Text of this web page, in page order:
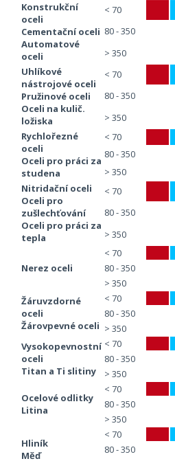
Konstrukční
oceli
Cementační oceli
Automatové
oceli
< 70
80 - 350
> 350
Uhlíkové
nástrojové oceli
Pružinové oceli
Oceli na kulič.
ložiska
< 70
80 - 350
> 350
Rychlořezné
oceli
Oceli pro práci za
studena
< 70
80 - 350
> 350
Nitridační oceli
Oceli pro
zušlechťování
Oceli pro práci za
tepla
< 70
80 - 350
> 350
Nerez oceli
< 70
80 - 350
> 350
Žáruvzdorné
oceli
Žárovpevné oceli
< 70
80 - 350
> 350
Vysokopevnostní
oceli
Titan a Ti slitiny
< 70
80 - 350
> 350
Ocelové odlitky
Litina
< 70
80 - 350
> 350
Hliník
Měď
< 70
80 - 350